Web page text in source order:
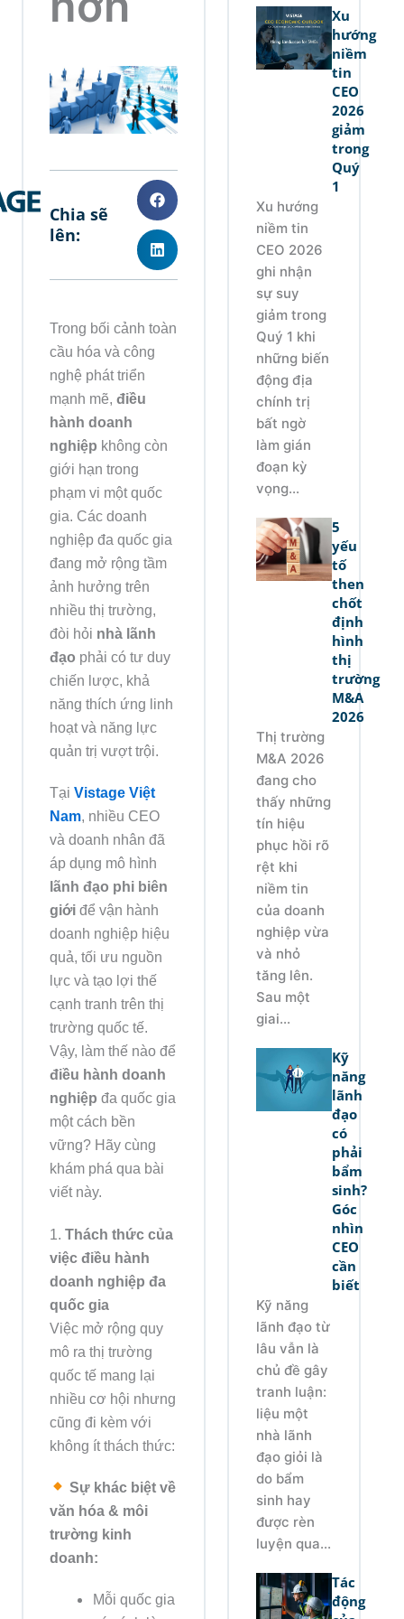
Xu
hướng
niềm
tin
CEO
2026
giảm
trong
Quý
1
Xu hướng
niềm tin
CEO 2026
ghi nhận
sự suy
giảm trong
Quý 1 khi
những biến
động địa
chính trị
bất ngờ
làm gián
đoạn kỳ
vọng...
5
yếu
tố
then
chốt
định
hình
thị
trường
M&A
2026
Thị trường
M&A 2026
đang cho
thấy những
tín hiệu
phục hồi rõ
rệt khi
niềm tin
của doanh
nghiệp vừa
và nhỏ
tăng lên.
Sau một
giai...
Kỹ
năng
lãnh
đạo
có
phải
bẩm
sinh?
Góc
nhìn
CEO
cần
biết
Kỹ năng
lãnh đạo từ
lâu vẫn là
chủ đề gây
tranh luận:
liệu một
nhà lãnh
đạo giỏi là
do bẩm
sinh hay
được rèn
luyện qua...
Tác
động
Chia sẽ
lên:
Trong bối cảnh toàn
cầu hóa và công
nghệ phát triển
mạnh mẽ,điều
hành doanh
nghiệp không còn
giới hạn trong
phạm vi một quốc
gia. Các doanh
nghiệp đa quốc gia
đang mở rộng tầm
ảnh hưởng trên
nhiều thị trường,
đòi hỏi nhà lãnh
đạo phải có tư duy
chiến lược, khả
năng thích ứng linh
hoạt và năng lực
quản trị vượt trội.
TạiVistage Việt
Nam, nhiều CEO
và doanh nhân đã
áp dụng mô hình
lãnh đạo phi biên
giới để vận hành
doanh nghiệp hiệu
quả, tối ưu nguồn
lực và tạo lợi thế
cạnh tranh trên thị
trường quốc tế.
Vậy, làm thế nào để
điều hành doanh
nghiệp đa quốc gia
một cách bền
vững? Hãy cùng
khám phá qua bài
viết này.
1.Thách thức của
việc điều hành
doanh nghiệp đa
quốc gia
Việc mở rộng quy
mô ra thị trường
quốc tế mang lại
nhiều cơ hội nhưng
cũng đi kèm với
không ít thách thức:
Sự khác biệt về
văn hóa & môi
trường kinh
doanh:
Mỗi quốc gia